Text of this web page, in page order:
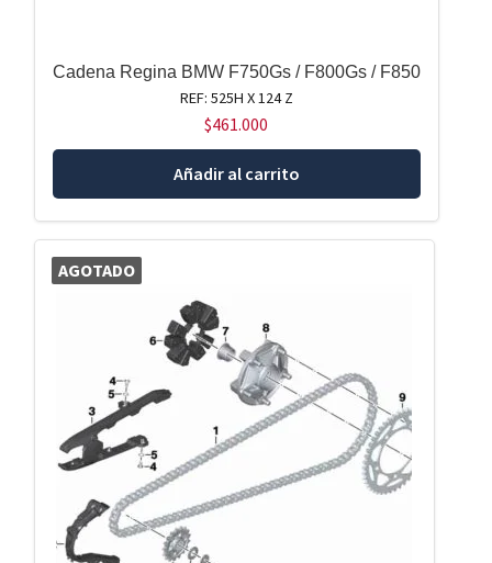
Cadena Regina BMW F750Gs / F800Gs / F850
REF: 525H X 124 Z
$461.000
Añadir al carrito
AGOTADO